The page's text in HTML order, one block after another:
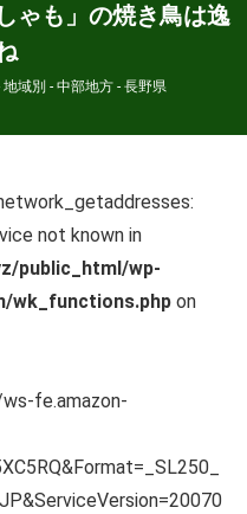
ゃも」の焼き鳥は逸
地域別 - 中部地方 - 長野県
not known in
public_html/wp-
wk_functions.php on
fe.amazon-